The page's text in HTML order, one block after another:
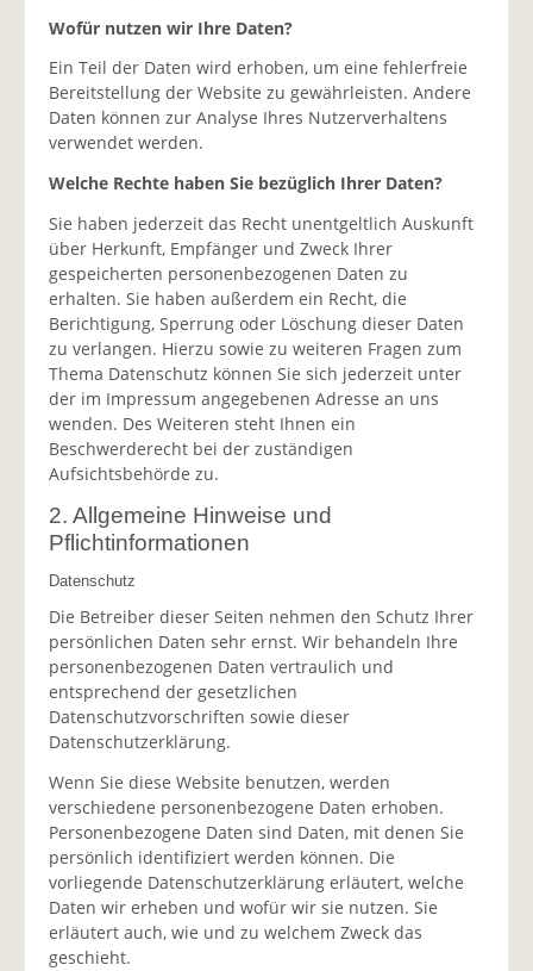
Wofür nutzen wir Ihre Daten?
Ein Teil der Daten wird erhoben, um eine fehlerfreie
Bereitstellung der Website zu gewährleisten. Andere
Daten können zur Analyse Ihres Nutzerverhaltens
verwendet werden.
Welche Rechte haben Sie bezüglich Ihrer Daten?
Sie haben jederzeit das Recht unentgeltlich Auskunft
über Herkunft, Empfänger und Zweck Ihrer
gespeicherten personenbezogenen Daten zu
erhalten. Sie haben außerdem ein Recht, die
Berichtigung, Sperrung oder Löschung dieser Daten
zu verlangen. Hierzu sowie zu weiteren Fragen zum
Thema Datenschutz können Sie sich jederzeit unter
der im Impressum angegebenen Adresse an uns
wenden. Des Weiteren steht Ihnen ein
Beschwerderecht bei der zuständigen
Aufsichtsbehörde zu.
2. Allgemeine Hinweise und
Pflichtinformationen
Datenschutz
Die Betreiber dieser Seiten nehmen den Schutz Ihrer
persönlichen Daten sehr ernst. Wir behandeln Ihre
personenbezogenen Daten vertraulich und
entsprechend der gesetzlichen
Datenschutzvorschriften sowie dieser
Datenschutzerklärung.
Wenn Sie diese Website benutzen, werden
verschiedene personenbezogene Daten erhoben.
Personenbezogene Daten sind Daten, mit denen Sie
persönlich identifiziert werden können. Die
vorliegende Datenschutzerklärung erläutert, welche
Daten wir erheben und wofür wir sie nutzen. Sie
erläutert auch, wie und zu welchem Zweck das
geschieht.